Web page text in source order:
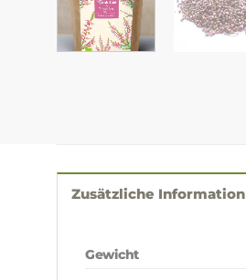
Zusätzliche Information
Gewicht